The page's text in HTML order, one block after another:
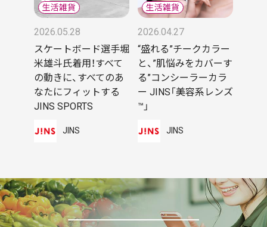
2026.05.28
スケートボード選手堀
米雄斗氏着用！すべて
の動きに、すべてのあ
なたにフィットする
JINS SPORTS
JINS
2026.04.27
“盛れる”チークカラー
と、”肌悩みをカバーす
る”コンシーラーカラ
ー JINS「美容系レンズ
™」
JINS